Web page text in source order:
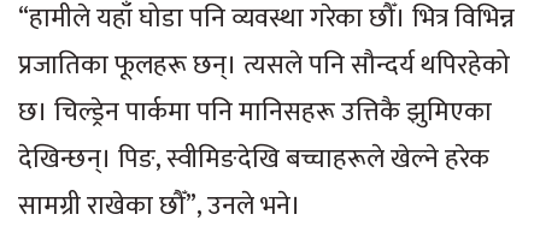
“हामीले यहाँ घोडा पनि व्यवस्था गरेका छौँ। भित्र विभिन्न
प्रजातिका फूलहरू छन्। त्यसले पनि सौन्दर्य थपिरहेको
छ। चिल्ड्रेन पार्कमा पनि मानिसहरू उत्तिकै झुमिएका
देखिन्छन्। पिङ, स्वीमिङदेखि बच्चाहरूले खेल्ने हरेक
सामग्री राखेका छौँ”, उनले भने।